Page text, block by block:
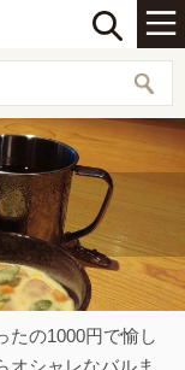
たの1000円で愉し
オシャレなバルま